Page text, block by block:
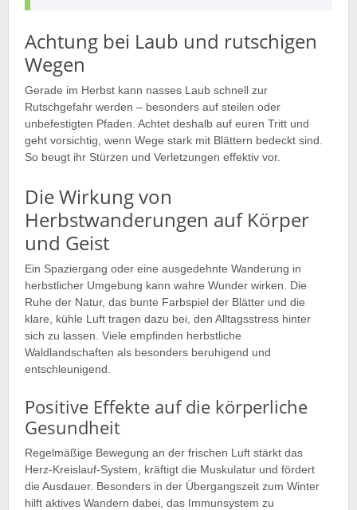
Achtung bei Laub und rutschigen
Wegen
Gerade im Herbst kann nasses Laub schnell zur
Rutschgefahr werden – besonders auf steilen oder
unbefestigten Pfaden. Achtet deshalb auf euren Tritt und
geht vorsichtig, wenn Wege stark mit Blättern bedeckt sind.
So beugt ihr Stürzen und Verletzungen effektiv vor.
Die Wirkung von
Herbstwanderungen auf Körper
und Geist
Ein Spaziergang oder eine ausgedehnte Wanderung in
herbstlicher Umgebung kann wahre Wunder wirken. Die
Ruhe der Natur, das bunte Farbspiel der Blätter und die
klare, kühle Luft tragen dazu bei, den Alltagsstress hinter
sich zu lassen. Viele empfinden herbstliche
Waldlandschaften als besonders beruhigend und
entschleunigend.
Positive Effekte auf die körperliche
Gesundheit
Regelmäßige Bewegung an der frischen Luft stärkt das
Herz-Kreislauf-System, kräftigt die Muskulatur und fördert
die Ausdauer. Besonders in der Übergangszeit zum Winter
hilft aktives Wandern dabei, das Immunsystem zu